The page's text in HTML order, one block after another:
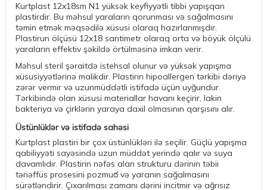
Kurtplast 12x18sm N1 yüksək keyfiyyətli tibbi yapışqan
plastirdir. Bu məhsul yaraların qorunması və sağalmasını
təmin etmək məqsədilə xüsusi olaraq hazırlanmışdır.
Plastirun ölçüsü 12x18 santimetr olaraq orta və böyük ölçülü
yaraların effektiv şəkildə örtülməsinə imkan verir.
Məhsul steril şəraitdə istehsal olunur və yüksək yapışma
xüsusiyyətlərinə malikdir. Plastirin hipoallergen tərkibi dəriyə
zərər vermir və uzunmüddətli istifadə üçün uyğundur.
Tərkibində olan xüsusi materiallar havanı keçirir, lakin
bakteriya və çirklərin yaraya daxil olmasının qarşısını alır.
Üstünlüklər və istifadə sahəsi
Kurtplast plastiri bir çox üstünlükləri ilə seçilir. Güçlü yapışma
qabiliyyəti sayəsində uzun müddət yerində qalır və suya
davamlıdır. Plastirin nəfəs alan strukturu dərinin təbii
tənəffüs prosesini pozmuర və yaranın sağalmasını
sürətləndirir. Çıxarılması zamanı dərini incitmir və ağrısız